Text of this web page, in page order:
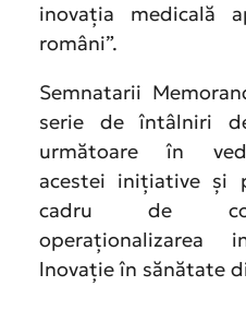
inovația medicală
români”.
Semnatarii
serie de întâlniri
următoare în
acestei inițiative și
cadru de
lnovație în sănătate